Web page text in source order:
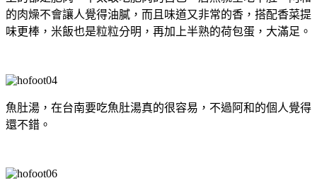
的肉燥不會讓人覺得油膩，而且味道又非常的香，搭配香菜提
味更棒，米飯也是粒粒分明，再加上半熟的荷包蛋，大滿足。
魚肚湯，在台南要吃魚肚湯真的很容易，不過阿和的個人覺得
還不錯。